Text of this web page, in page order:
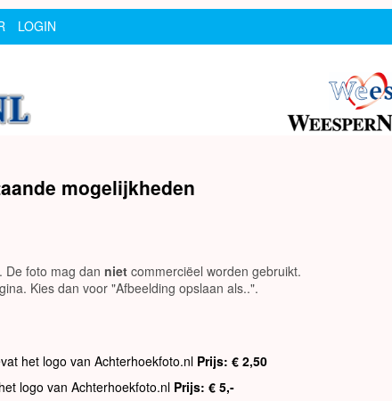
LOGIN
mogelijkheden
De foto mag dan niet commerciëel worden gebruikt.
Kies dan voor "Afbeelding opslaan als..".
het logo van Achterhoekfoto.nl Prijs: € 2,50
logo van Achterhoekfoto.nl Prijs: € 5,-